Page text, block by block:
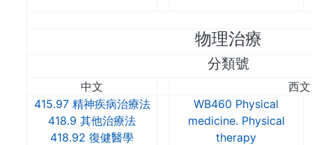
物理治療
分類號
中文
西文
415.97 精神疾病治療法
418.9 其他治療法
418.92 復健醫學
WB460 Physical
medicine. Physical
therapy